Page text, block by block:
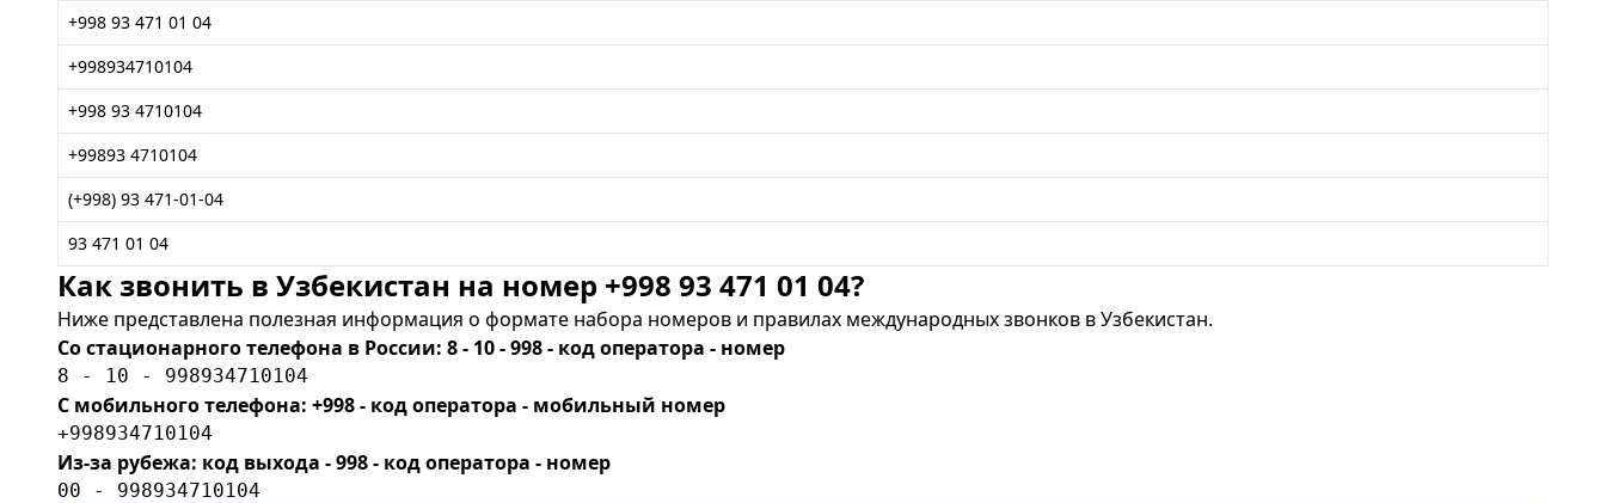
+998 93 471 01 04
+998934710104
+998 93 4710104
+99893 4710104
(+998) 93 471-01-04
93 471 01 04
Как звонить в Узбекистан на номер +998 93 471 01 04?
Ниже представлена полезная информация о формате набора номеров и правилах международных звонков в Узбекистан.
Со стационарного телефона в России: 8 - 10 - 998 - код оператора - номер
8 - 10 - 998934710104
С мобильного телефона: +998 - код оператора - мобильный номер
+998934710104
Из-за рубежа: код выхода - 998 - код оператора - номер
00 - 998934710104